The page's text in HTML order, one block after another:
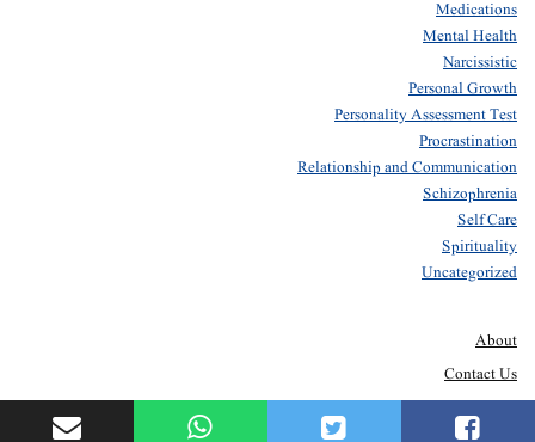
Medications
Mental Health
Narcissistic
Personal Growth
Personality Assessment Test
Procrastination
Relationship and Communication
Schizophrenia
Self Care
Spirituality
Uncategorized
About
Contact Us